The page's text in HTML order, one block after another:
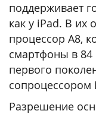
поддерживает
как у iPad. В их
процессор A8,
смартфоны в 84
первого
сопроцессором
Разрешение